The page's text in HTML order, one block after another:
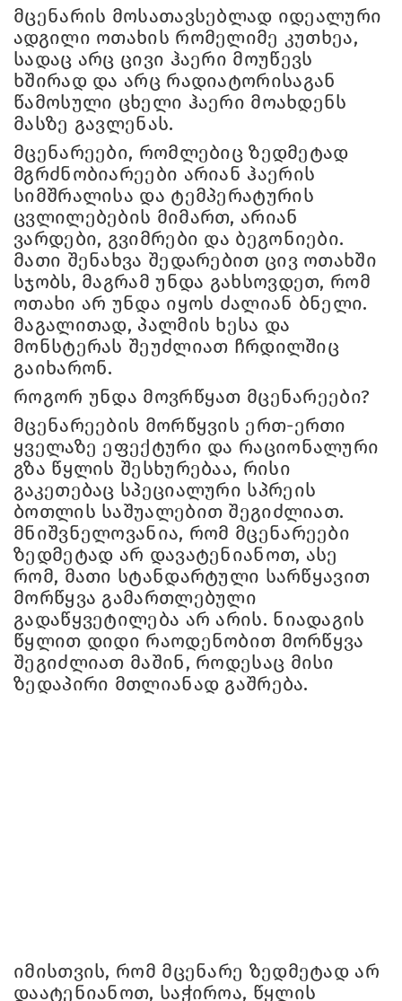
მცენარის მოსათავსებლად იდეალური
ადგილი ოთახის რომელიმე კუთხეა,
სადაც არც ცივი ჰაერი მოუწევს
ხშირად და არც რადიატორისაგან
წამოსული ცხელი ჰაერი მოახდენს
მასზე გავლენას.
მცენარეები, რომლებიც ზედმეტად
მგრძნობიარეები არიან ჰაერის
სიმშრალისა და ტემპერატურის
ცვლილებების მიმართ, არიან
ვარდები, გვიმრები და ბეგონიები.
მათი შენახვა შედარებით ცივ ოთახში
სჯობს, მაგრამ უნდა გახსოვდეთ, რომ
ოთახი არ უნდა იყოს ძალიან ბნელი.
მაგალითად, პალმის ხესა და
მონსტერას შეუძლიათ ჩრდილშიც
გაიხარონ.
როგორ უნდა მოვრწყათ მცენარეები?
მცენარეების მორწყვის ერთ-ერთი
ყველაზე ეფექტური და რაციონალური
გზა წყლის შესხურებაა, რისი
გაკეთებაც სპეციალური სპრეის
ბოთლის საშუალებით შეგიძლიათ.
მნიშვნელოვანია, რომ მცენარეები
ზედმეტად არ დავატენიანოთ, ასე
რომ, მათი სტანდარტული სარწყავით
მორწყვა გამართლებული
გადაწყვეტილება არ არის. ნიადაგის
წყლით დიდი რაოდენობით მორწყვა
შეგიძლიათ მაშინ, როდესაც მისი
ზედაპირი მთლიანად გაშრება.
იმისთვის, რომ მცენარე ზედმეტად არ
დაატენიანოთ, საჭიროა, წყლის